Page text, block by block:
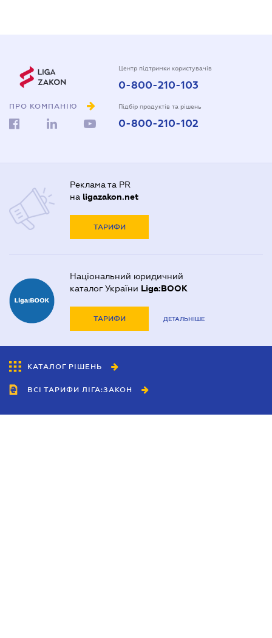
ПРО КОМПАНІЮ
Центр підтримки користувачів
0-800-210-103
Підбір продуктів та рішень
0-800-210-102
Реклама та PR
на ligazakon.net
ТАРИФИ
Національний юридичний
каталог України Liga:BOOK
ТАРИФИ ДЕТАЛЬНІШЕ
КАТАЛОГ РІШЕНЬ
ВСІ ТАРИФИ ЛІГА:ЗАКОН